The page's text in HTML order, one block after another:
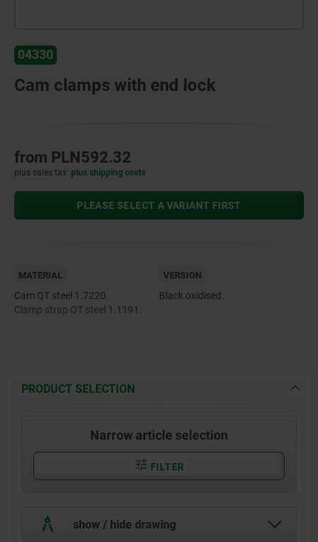
04330
Cam clamps with end lock
from PLN592.32
plus sales tax plus shipping costs
PLEASE SELECT A VARIANT FIRST
MATERIAL
Cam QT steel 1.7220.
Clamp strap QT steel 1.1191.
VERSION
Black oxidised.
PRODUCT SELECTION
Narrow article selection
FILTER
show / hide drawing